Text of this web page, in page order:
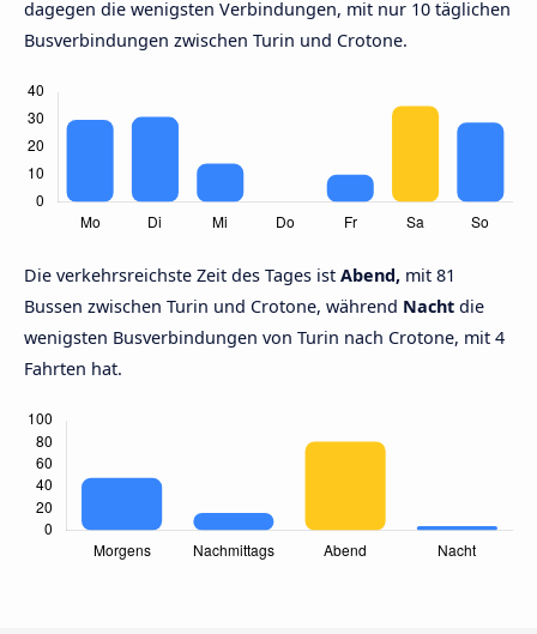
dagegen die wenigsten Verbindungen, mit nur 10 täglichen
Busverbindungen zwischen Turin und Crotone.
Die verkehrsreichste Zeit des Tages ist Abend, mit 81
Bussen zwischen Turin und Crotone, während Nacht die
wenigsten Busverbindungen von Turin nach Crotone, mit 4
Fahrten hat.